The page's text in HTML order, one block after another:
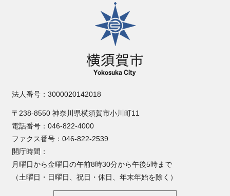
横須賀市
法人番号：3000020142018
〒238-8550 神奈川県横須賀市小川町11
電話番号：046-822-4000
ファクス番号：046-822-2539
開庁時間：
月曜日から金曜日の午前8時30分から午後5時まで
（土曜日・日曜日、祝日・休日、年末年始を除く）